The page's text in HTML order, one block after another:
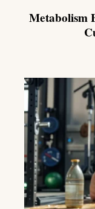
Metabolism